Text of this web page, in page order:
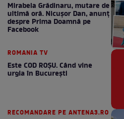
Mirabela Grădinaru, mutare de
ultimă oră. Nicuşor Dan, anunţ
despre Prima Doamnă pe
Facebook
ROMANIA TV
Este COD ROŞU. Când vine
urgia în Bucureşti
RECOMANDARE PE ANTENA3.RO